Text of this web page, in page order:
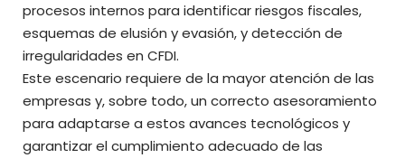
procesos internos para identificar riesgos fiscales,
esquemas de elusión y evasión, y detección de
irregularidades en CFDI.
Este escenario requiere de la mayor atención de las
empresas y, sobre todo, un correcto asesoramiento
para adaptarse a estos avances tecnológicos y
garantizar el cumplimiento adecuado de las